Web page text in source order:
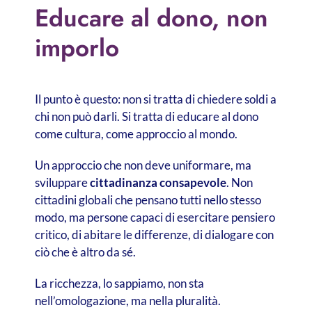
Educare al dono, non
imporlo
Il punto è questo: non si tratta di chiedere soldi a
chi non può darli. Si tratta di educare al dono
come cultura, come approccio al mondo.
Un approccio che non deve uniformare, ma
svilupparecittadinanza consapevole. Non
cittadini globali che pensano tutti nello stesso
modo, ma persone capaci di esercitare pensiero
critico, di abitare le differenze, di dialogare con
ciò che è altro da sé.
La ricchezza, lo sappiamo, non sta
nell’omologazione, ma nella pluralità.